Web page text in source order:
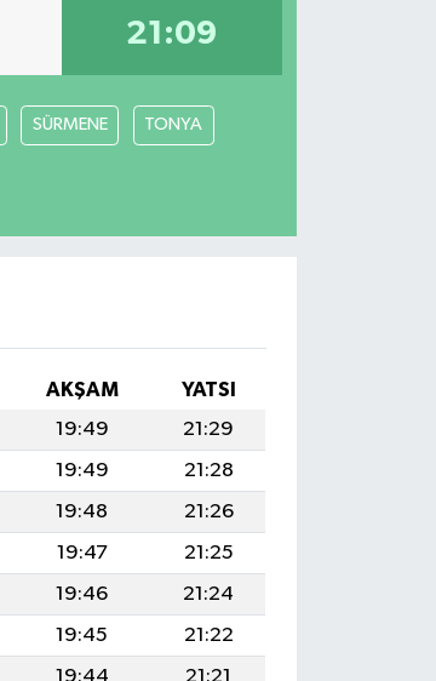
21:09
SÜRMENE TONYA
AKŞAM
YATSI
19:49
21:29
19:49
21:28
19:48
21:26
19:47
21:25
19:46
21:24
19:45
21:22